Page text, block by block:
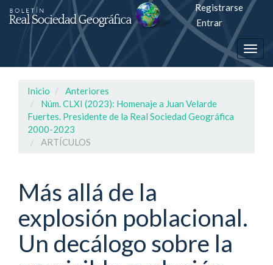
Salto
rápiso
a
página
contenido
principal
Contenido
principal
Barra
lateral
Registrarse
Entrar
Inicio
Anteriores
Núm. CLXI (2023): Homenaje a Juan Velarde
Fuertes. Presidente de la Real Sociedad Geográfica
2000-2023
ARTÍCULOS
Más allá de la
explosión poblacional.
Un decálogo sobre la